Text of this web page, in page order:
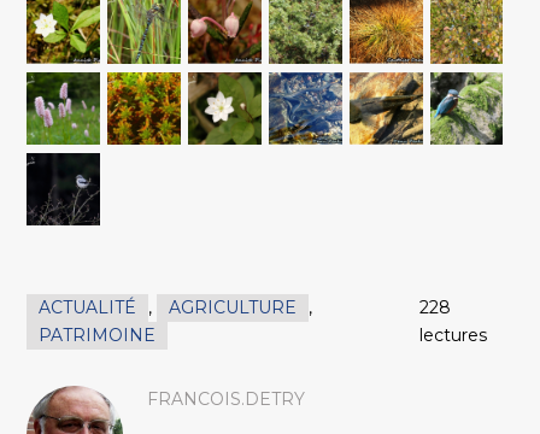
ACTUALITÉ , AGRICULTURE
,
PATRIMOINE
228
lectures
FRANCOIS.DETRY